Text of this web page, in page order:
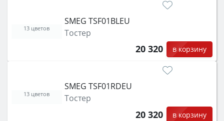
SMEG TSF01BLEU
Тостер
20 320 в корзину
13 цветов
SMEG TSF01RDEU
Тостер
20 320 в корзину
13 цветов